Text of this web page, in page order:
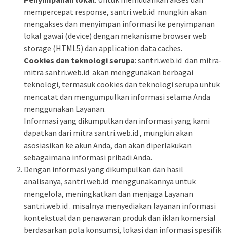
mempercepat response, santri.web.id mungkin akan
mengakses dan menyimpan informasi ke penyimpanan
lokal gawai (device) dengan mekanisme browser web
storage (HTML5) dan application data caches.
Cookies dan teknologi serupa: santri.web.id dan mitra-
mitra santri.web.id akan menggunakan berbagai
teknologi, termasuk cookies dan teknologi serupa untuk
mencatat dan mengumpulkan informasi selama Anda
menggunakan Layanan.
Informasi yang dikumpulkan dan informasi yang kami
dapatkan dari mitra santri.web.id , mungkin akan
asosiasikan ke akun Anda, dan akan diperlakukan
sebagaimana informasi pribadi Anda.
Dengan informasi yang dikumpulkan dan hasil
analisanya, santri.web.id menggunakannya untuk
mengelola, meningkatkan dan menjaga Layanan
santri.web.id . misalnya menyediakan layanan informasi
kontekstual dan penawaran produk dan iklan komersial
berdasarkan pola konsumsi, lokasi dan informasi spesifik